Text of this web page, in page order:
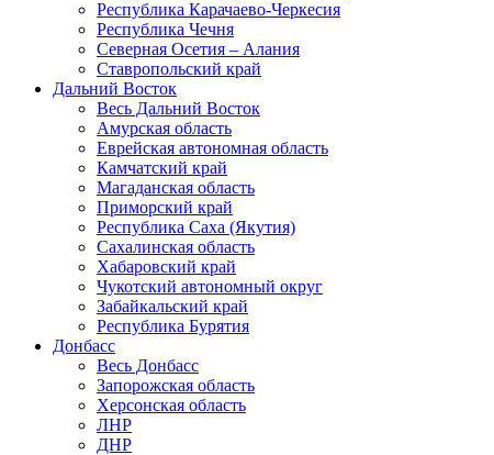
Республика Карачаево-Черкесия
Республика Чечня
Северная Осетия – Алания
Ставропольский край
Дальний Восток
Весь Дальний Восток
Амурская область
Еврейская автономная область
Камчатский край
Магаданская область
Приморский край
Республика Саха (Якутия)
Сахалинская область
Хабаровский край
Чукотский автономный округ
Забайкальский край
Республика Бурятия
Донбасс
Весь Донбасс
Запорожская область
Херсонская область
ЛНР
ДНР